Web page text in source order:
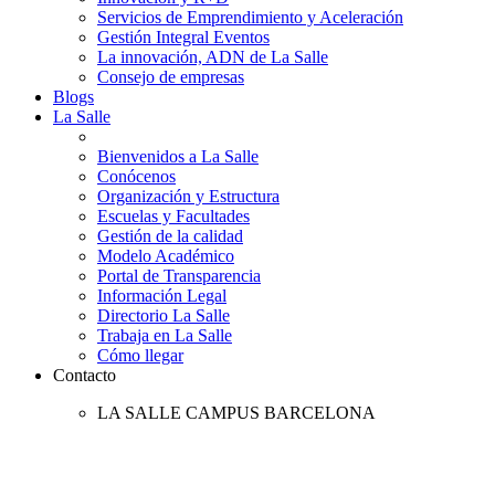
Servicios de Emprendimiento y Aceleración
Gestión Integral Eventos
La innovación, ADN de La Salle
Consejo de empresas
Blogs
La Salle
Bienvenidos a La Salle
Conócenos
Organización y Estructura
Escuelas y Facultades
Gestión de la calidad
Modelo Académico
Portal de Transparencia
Información Legal
Directorio La Salle
Trabaja en La Salle
Cómo llegar
Contacto
LA SALLE CAMPUS BARCELONA